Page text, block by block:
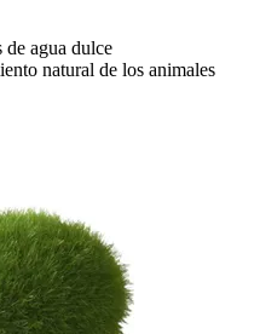
de agua dulce
natural de los animales